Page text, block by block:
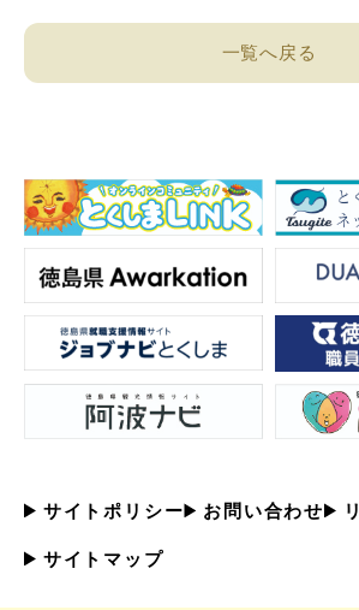
一覧へ戻る
サイトポリシー お問い合わせ
サイトマップ